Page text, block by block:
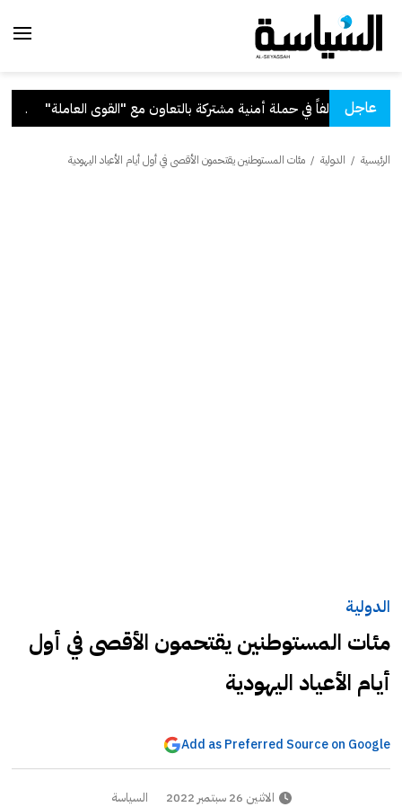
عاجل . قرار
الرئيسية / الدولية / مئات المستوطنين يقتحمون الأقصى في أول أيام الأعياد اليهودية
الدولية
مئات المستوطنين يقتحمون الأقصى في أول
أيام الأعياد اليهودية
Add as Preferred Source on Google
الاثنين 26 سبتمبر 2022 السياسة